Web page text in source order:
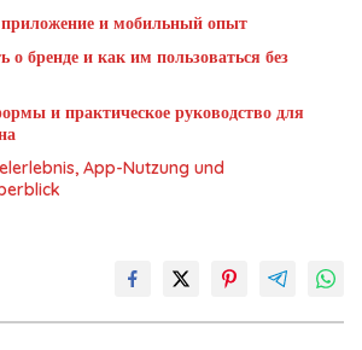
и мобильный опыт
о бренде и как им пользоваться без
и практическое руководство для
App-Nutzung und